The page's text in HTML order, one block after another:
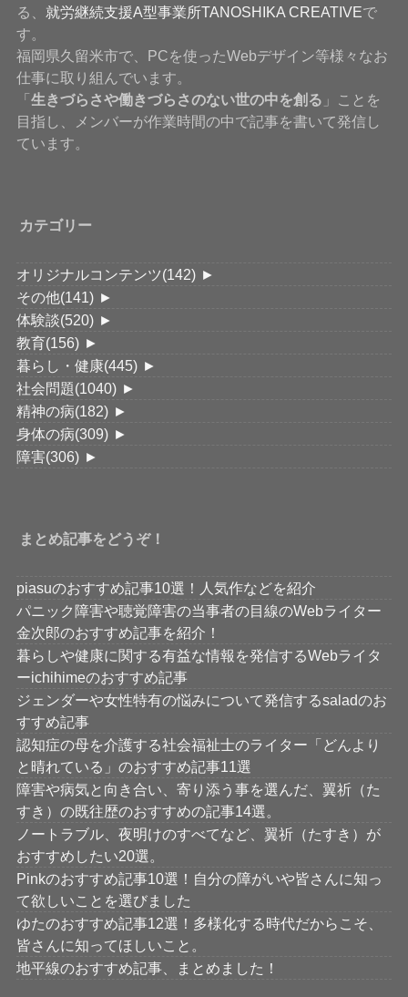
る、 就労継続支援A型事業所TANOSHIKA CREATIVEで
す。
福岡県久留米市で、PCを使ったWebデザイン等様々なお
仕事に取り組んでいます。
「生きづらさや働きづらさのない世の中を創る 」ことを
目指し、メンバーが作業時間の中で記事を書いて発信し
ています。
カテゴリー
オリジナルコンテンツ(142) ►
その他(141) ►
体験談(520) ►
教育(156) ►
暮らし・健康(445) ►
社会問題(1040) ►
精神の病(182) ►
身体の病(309) ►
障害(306) ►
まとめ記事をどうぞ！
piasuのおすすめ記事10選！人気作などを紹介
パニック障害や聴覚障害の当事者の目線のWebライター
金次郎のおすすめ記事を紹介！
暮らしや健康に関する有益な情報を発信するWebライタ
ーichihimeのおすすめ記事
ジェンダーや女性特有の悩みについて発信するsaladのお
すすめ記事
認知症の母を介護する社会福祉士のライター「どんより
と晴れている」のおすすめ記事11選
障害や病気と向き合い、寄り添う事を選んだ、翼祈（た
すき）の既往歴のおすすめの記事14選。
ノートラブル、夜明けのすべてなど、翼祈（たすき）が
おすすめしたい20選。
Pinkのおすすめ記事10選！自分の障がいや皆さんに知っ
て欲しいことを選びました
ゆたのおすすめ記事12選！多様化する時代だからこそ、
皆さんに知ってほしいこと。
地平線のおすすめ記事、まとめました！